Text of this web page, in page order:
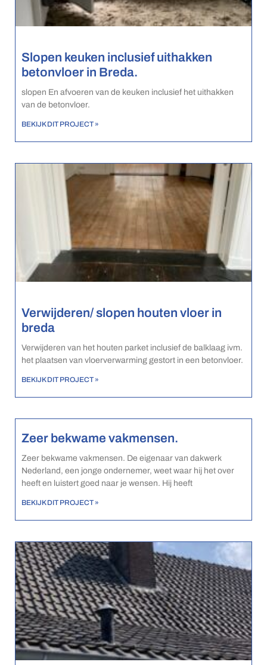
Slopen keuken inclusief uithakken
betonvloer in Breda.
slopen En afvoeren van de keuken inclusief het uithakken
van de betonvloer.
BEKIJK DIT PROJECT »
Verwijderen/ slopen houten vloer in
breda
Verwijderen van het houten parket inclusief de balklaag ivm.
het plaatsen van vloerverwarming gestort in een betonvloer.
BEKIJK DIT PROJECT »
Zeer bekwame vakmensen.
Zeer bekwame vakmensen. De eigenaar van dakwerk
Nederland, een jonge ondernemer, weet waar hij het over
heeft en luistert goed naar je wensen. Hij heeft
BEKIJK DIT PROJECT »